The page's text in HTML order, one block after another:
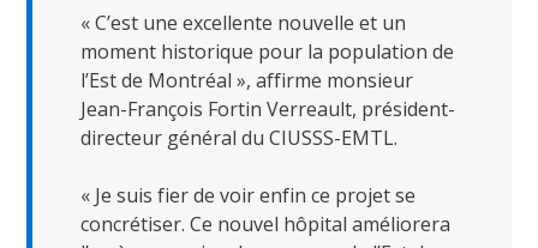
« C’est une excellente nouvelle et un
moment historique pour la population de
l’Est de Montréal », affirme monsieur
Jean-François Fortin Verreault, président-
directeur général du CIUSSS-EMTL.
« Je suis fier de voir enfin ce projet se
concrétiser. Ce nouvel hôpital améliorera